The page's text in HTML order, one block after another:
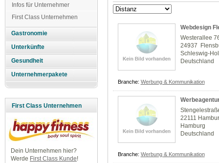
Infos für Unternehmer
First Class Unternehmen
Gastronomie
Unterkünfte
Gesundheit
Unternehmerpakete
First Class Unternehmen
Dein Unternehmen hier?
Werde First Class Kunde!
Webdesign
Westerallee
24937
Schleswig-
Deutschland
Branche: Werbung & Kommunikation
22111
Hamburg
Deutschland
Branche: Werbung & Kommunikation